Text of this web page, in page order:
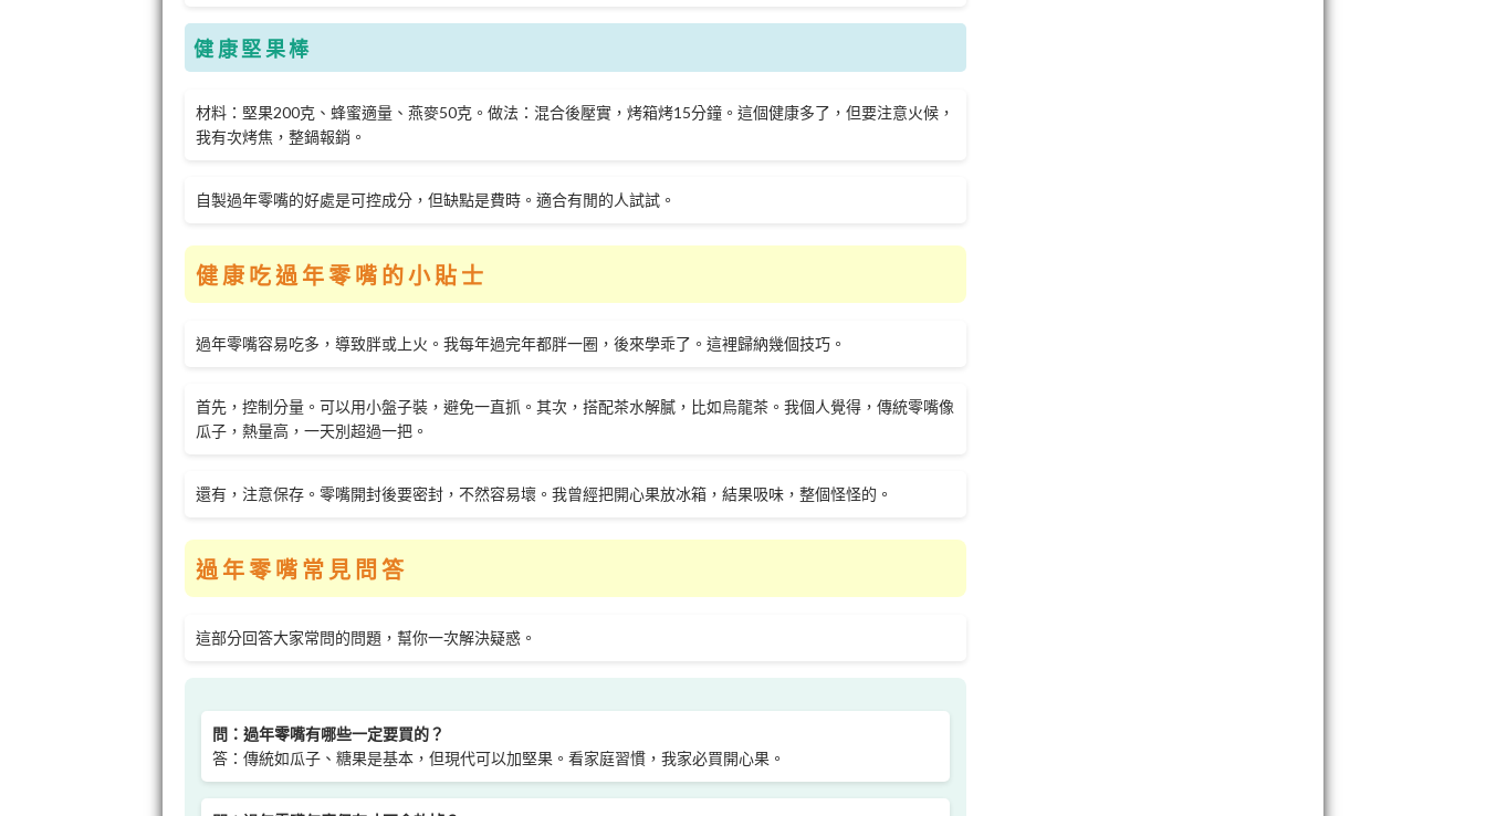
健康堅果棒
材料：堅果200克、蜂蜜適量、燕麥50克。做法：混合後壓實，烤箱烤15分鐘。這個健康多了，但要注意火候，
我有次烤焦，整鍋報銷。
自製過年零嘴的好處是可控成分，但缺點是費時。適合有閒的人試試。
健康吃過年零嘴的小貼士
過年零嘴容易吃多，導致胖或上火。我每年過完年都胖一圈，後來學乖了。這裡歸納幾個技巧。
首先，控制分量。可以用小盤子裝，避免一直抓。其次，搭配茶水解膩，比如烏龍茶。我個人覺得，傳統零嘴像
瓜子，熱量高，一天別超過一把。
還有，注意保存。零嘴開封後要密封，不然容易壞。我曾經把開心果放冰箱，結果吸味，整個怪怪的。
過年零嘴常見問答
這部分回答大家常問的問題，幫你一次解決疑惑。
問：過年零嘴有哪些一定要買的？
答：傳統如瓜子、糖果是基本，但現代可以加堅果。看家庭習慣，我家必買開心果。